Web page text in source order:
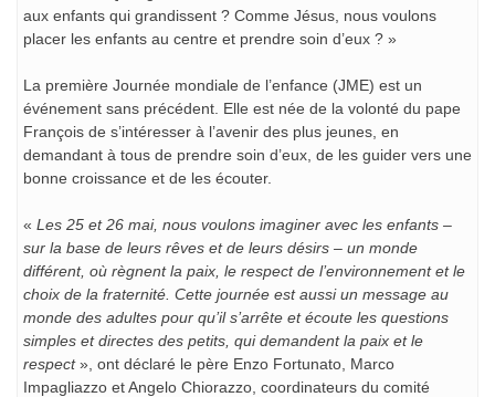
aux enfants qui grandissent ? Comme Jésus, nous voulons
placer les enfants au centre et prendre soin d’eux ? »
La première Journée mondiale de l’enfance (JME) est un
événement sans précédent. Elle est née de la volonté du pape
François de s’intéresser à l’avenir des plus jeunes, en
demandant à tous de prendre soin d’eux, de les guider vers une
bonne croissance et de les écouter.
« Les 25 et 26 mai, nous voulons imaginer avec les enfants –
sur la base de leurs rêves et de leurs désirs – un monde
différent, où règnent la paix, le respect de l’environnement et le
choix de la fraternité. Cette journée est aussi un message au
monde des adultes pour qu’il s’arrête et écoute les questions
simples et directes des petits, qui demandent la paix et le
respect», ont déclaré le père Enzo Fortunato, Marco
Impagliazzo et Angelo Chiorazzo, coordinateurs du comité